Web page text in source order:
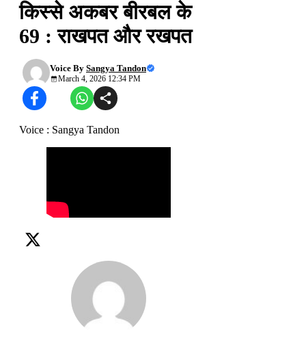
किस्से अकबर बीरबल के
69 : राखपत और रखपत
Voice By Sangya Tandon
March 4, 2026 12:34 PM
Voice : Sangya Tandon